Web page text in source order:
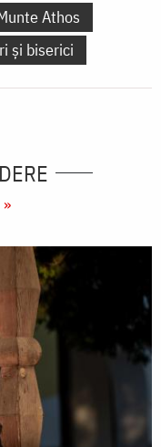
Athos
și biserici